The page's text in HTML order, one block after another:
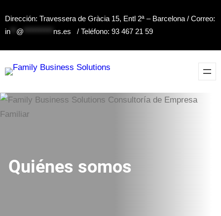
Dirección: Travessera de Gràcia 15, Entl 2ª – Barcelona / Correo:
in
@ ns.es / Teléfono: 93 467 21 59
Quiénes somos